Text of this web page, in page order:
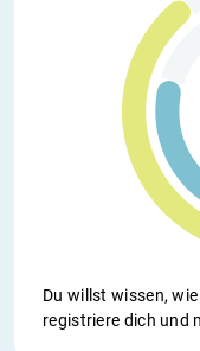
Du willst wissen,
registriere dich und